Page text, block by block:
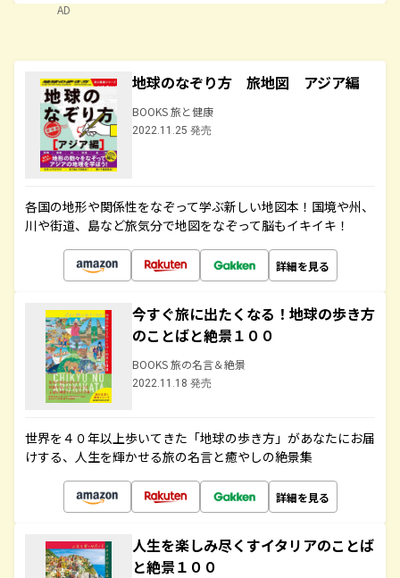
AD
地球のなぞり方 旅地図 アジア編
BOOKS 旅と健康
2022.11.25 発売
各国の地形や関係性をなぞって学ぶ新しい地図本！国境や州、
川や街道、島など旅気分で地図をなぞって脳もイキイキ！
詳細を見る
今すぐ旅に出たくなる！地球の歩き方
のことばと絶景１００
BOOKS 旅の名言＆絶景
2022.11.18 発売
世界を４０年以上歩いてきた「地球の歩き方」があなたにお届
けする、人生を輝かせる旅の名言と癒やしの絶景集
詳細を見る
人生を楽しみ尽くすイタリアのことば
と絶景１００